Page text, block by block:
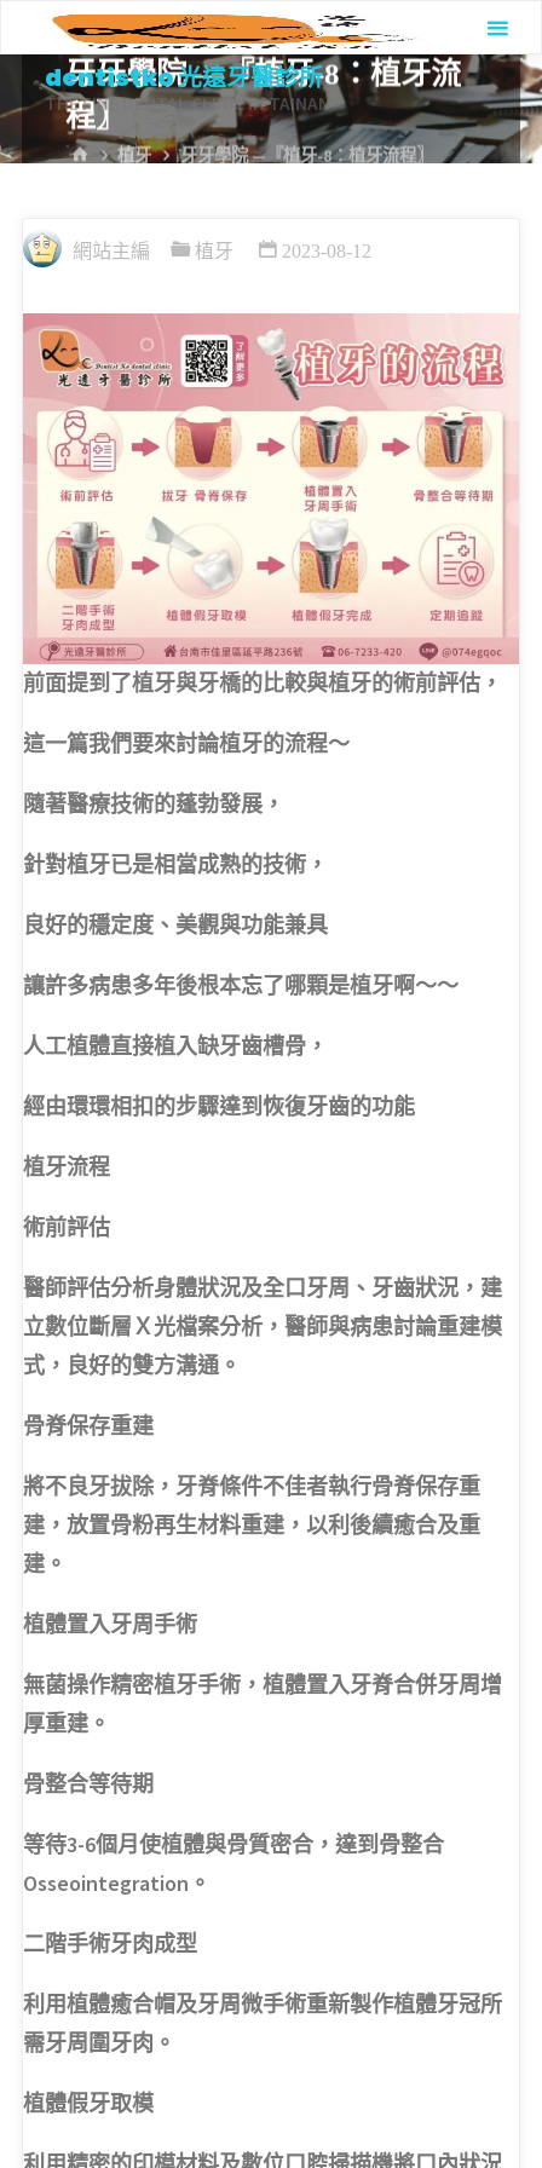
to
content
dentistko 光遠牙醫診所
THE FINE DENTAL CLINIC IN TAINAN
牙牙學院 —『植牙-8：植牙流
程〗
HOME
植牙 牙牙學院 —『植牙-8：植牙流程〗
網站主編 植牙 2023-08-12
前面提到了植牙與牙橋的比較與植牙的術前評估，
這一篇我們要來討論植牙的流程～
隨著醫療技術的蓬勃發展，
針對植牙已是相當成熟的技術，
良好的穩定度、美觀與功能兼具
讓許多病患多年後根本忘了哪顆是植牙啊～～
人工植體直接植入缺牙齒槽骨，
經由環環相扣的步驟達到恢復牙齒的功能
植牙流程
術前評估
醫師評估分析身體狀況及全口牙周、牙齒狀況，建
立數位斷層Ｘ光檔案分析，醫師與病患討論重建模
式，良好的雙方溝通。
骨脊保存重建
將不良牙拔除，牙脊條件不佳者執行骨脊保存重
建，放置骨粉再生材料重建，以利後續癒合及重
建。
植體置入牙周手術
無菌操作精密植牙手術，植體置入牙脊合併牙周增
厚重建。
骨整合等待期
等待3-6個月使植體與骨質密合，達到骨整合
Osseointegration。
二階手術牙肉成型
利用植體癒合帽及牙周微手術重新製作植體牙冠所
需牙周圍牙肉。
植體假牙取模